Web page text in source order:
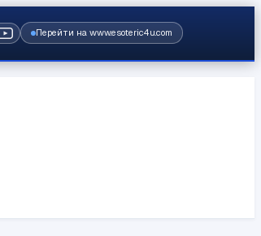
Перейти на www.esoteric4u.com